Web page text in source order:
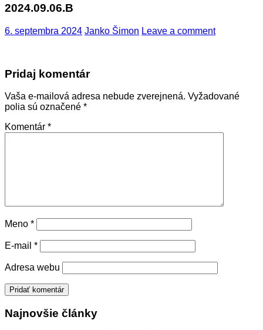
2024.09.06.B
6. septembra 2024 Janko Šimon Leave a comment
Pridaj komentár
Vaša e-mailová adresa nebude zverejnená. Vyžadované
polia sú označené *
Komentár *
Meno *
E-mail *
Adresa webu
Najnovšie články